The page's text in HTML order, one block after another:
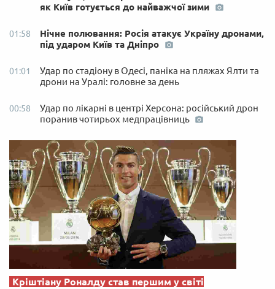
як Київ готується до найважчої зими
01:58
Нічне полювання: Росія атакує Україну дронами,
під ударом Київ та Дніпро
01:01
Удар по стадіону в Одесі, паніка на пляжах Ялти та
дрони на Уралі: головне за день
00:58
Удар по лікарні в центрі Херсона: російський дрон
поранив чотирьох медпрацівниць
Кріштіану Роналду став першим у світі